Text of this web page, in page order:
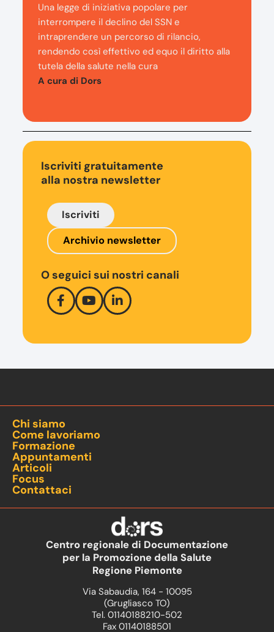
Una legge di iniziativa popolare per
interrompere il declino del SSN e
intraprendere un percorso di rilancio,
rendendo così effettivo ed equo il diritto alla
tutela della salute nella cura
A cura di Dors
Iscriviti gratuitamente
alla nostra newsletter
Iscriviti
Archivio newsletter
O seguici sui nostri canali
Chi siamo
Come lavoriamo
Formazione
Appuntamenti
Articoli
Focus
Contattaci
Centro regionale di Documentazione
per la Promozione della Salute
Regione Piemonte
Via Sabaudia, 164 - 10095
(Grugliasco TO)
Tel. 01140188210-502
Fax 01140188501